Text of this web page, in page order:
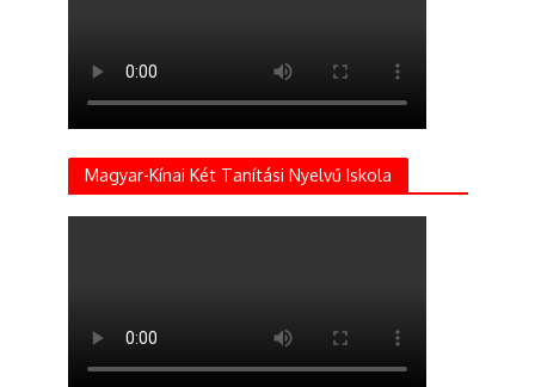
Magyar-Kínai Két Tanítási Nyelvű Iskola